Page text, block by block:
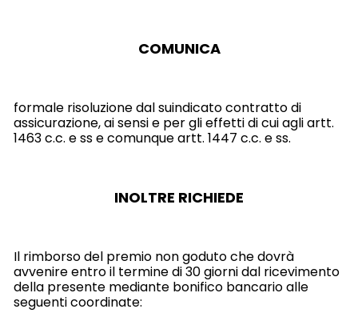
COMUNICA
formale risoluzione dal suindicato contratto di
assicurazione, ai sensi e per gli effetti di cui agli artt.
1463 c.c. e ss e comunque artt. 1447 c.c. e ss.
INOLTRE RICHIEDE
Il rimborso del premio non goduto che dovrà
avvenire entro il termine di 30 giorni dal ricevimento
della presente mediante bonifico bancario alle
seguenti coordinate: